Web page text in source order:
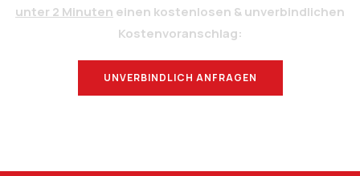
unter 2 Minuten einen kostenlosen & unverbindlichen
Kostenvoranschlag:
UNVERBINDLICH ANFRAGEN